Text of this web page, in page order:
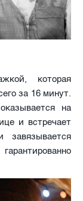
которая
за 16 минут.
на
и встречает